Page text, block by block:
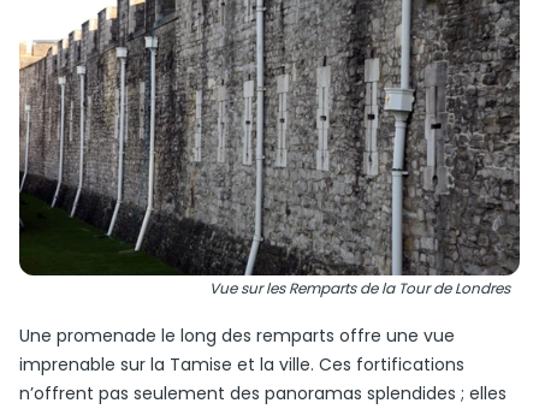
Vue sur les Remparts de la Tour de Londres
Une promenade le long des remparts offre une vue
imprenable sur la Tamise et la ville. Ces fortifications
n’offrent pas seulement des panoramas splendides ; elles